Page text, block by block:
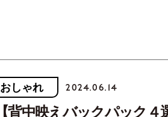
おしゃれ 2024.06.14
【背中映えバックパック